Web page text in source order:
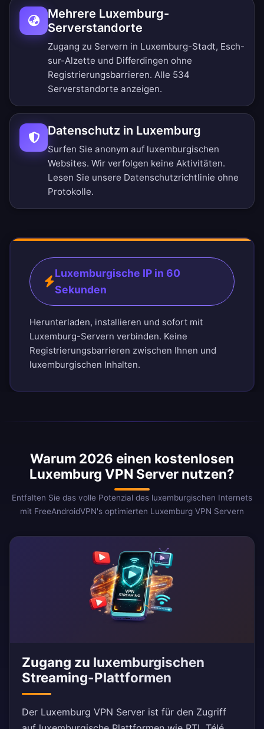
Mehrere Luxemburg-
Serverstandorte
Zugang zu Servern in Luxemburg-Stadt, Esch-
sur-Alzette und Differdingen ohne
Registrierungsbarrieren. Alle 534
Serverstandorte anzeigen.
Datenschutz in Luxemburg
Surfen Sie anonym auf luxemburgischen
Websites. Wir verfolgen keine Aktivitäten.
Lesen Sie unsere Datenschutzrichtlinie ohne
Protokolle.
Luxemburgische IP in 60
Sekunden
Herunterladen, installieren und sofort mit
Luxemburg-Servern verbinden. Keine
Registrierungsbarrieren zwischen Ihnen und
luxemburgischen Inhalten.
Warum 2026 einen kostenlosen
Luxemburg VPN Server nutzen?
Entfalten Sie das volle Potenzial des luxemburgischen Internets
mit FreeAndroidVPN's optimierten Luxemburg VPN Servern
Zugang zu luxemburgischen
Streaming-Plattformen
Der Luxemburg VPN Server ist für den Zugriff